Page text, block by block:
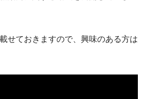
せておきますので、興味のある方は